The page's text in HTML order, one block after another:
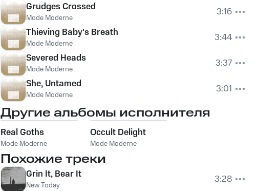
Grudges Crossed
Mode Moderne
3:16
Thieving Baby's Breath
Mode Moderne
3:44
Severed Heads
Mode Moderne
3:37
She, Untamed
Mode Moderne 3:01
Другие альбомы исполнителя
Real Goths
Mode Moderne
Occult Delight
Mode Moderne
Похожие треки
Grin It, Bear It
New Today
3:28